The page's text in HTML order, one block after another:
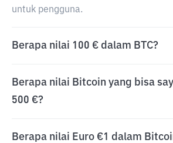
untuk pengguna.
Berapa nilai 100 € dalam BTC?
Berapa nilai Bitcoin yang bisa
500 €?
Berapa nilai Euro €1 dalam